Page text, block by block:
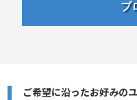
ブ
ご希望に沿ったお好みの